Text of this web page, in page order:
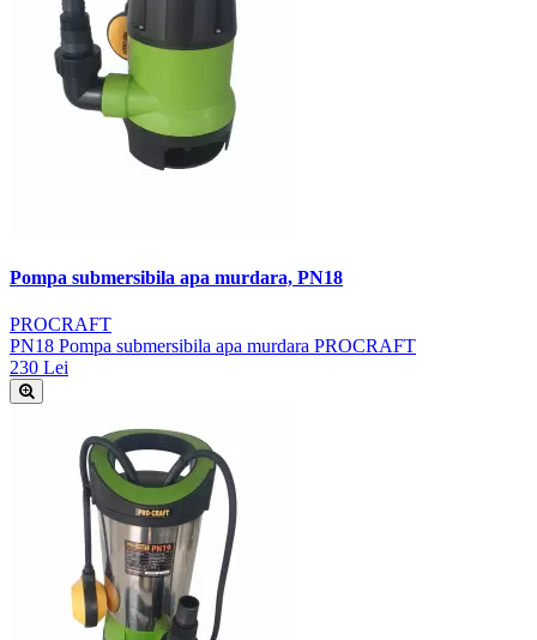
Pompa submersibila apa murdara, PN18
PROCRAFT
PN18 Pompa submersibila apa murdara PROCRAFT
230 Lei